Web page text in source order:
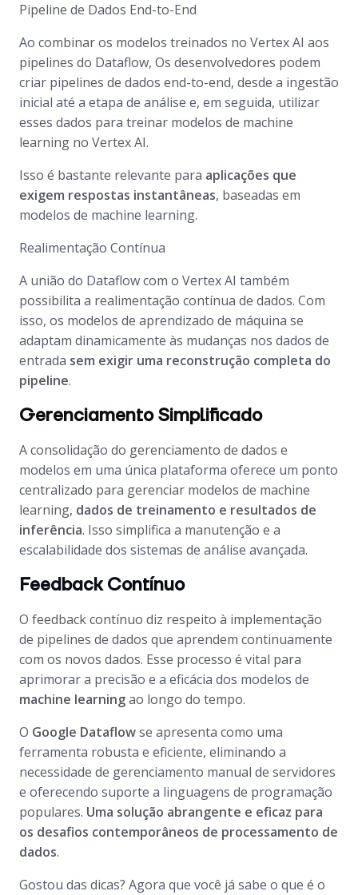
Pipeline de Dados End-to-End
Ao combinar os modelos treinados no Vertex AI aos
pipelines do Dataflow, Os desenvolvedores podem
criar pipelines de dados end-to-end, desde a ingestão
inicial até a etapa de análise e, em seguida, utilizar
esses dados para treinar modelos de machine
learning no Vertex AI.
Isso é bastante relevante para aplicações que
exigem respostas instantâneas, baseadas em
modelos de machine learning.
Realimentação Contínua
A união do Dataflow com o Vertex AI também
possibilita a realimentação contínua de dados. Com
isso, os modelos de aprendizado de máquina se
adaptam dinamicamente às mudanças nos dados de
entrada sem exigir uma reconstrução completa do
pipeline.
Gerenciamento Simplificado
A consolidação do gerenciamento de dados e
modelos em uma única plataforma oferece um ponto
centralizado para gerenciar modelos de machine
learning, dados de treinamento e resultados de
inferência. Isso simplifica a manutenção e a
escalabilidade dos sistemas de análise avançada.
Feedback Contínuo
O feedback contínuo diz respeito à implementação
de pipelines de dados que aprendem continuamente
com os novos dados. Esse processo é vital para
aprimorar a precisão e a eficácia dos modelos de
machine learningao longo do tempo.
O Google Dataflowse apresenta como uma
ferramenta robusta e eficiente, eliminando a
necessidade de gerenciamento manual de servidores
e oferecendo suporte a linguagens de programação
populares. Uma solução abrangente e eficaz para
os desafios contemporâneos de processamento de
dados.
Gostou das dicas? Agora que você já sabe o que é o